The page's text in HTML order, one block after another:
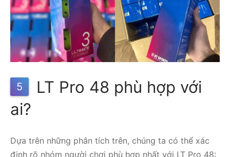
5
LT Pro 48 phù hợp với
ai?
Dựa trên những phân tích trên, chúng ta có thể xác
định rõ nhóm người chơi phù hợp nhất với LT Pro 48: